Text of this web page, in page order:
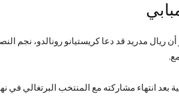
ريال مدريد قد دعا كريستيانو رونالدو، نجم
مشاركته مع المنتخب البرتغالي في نهائيات كأس الأمم